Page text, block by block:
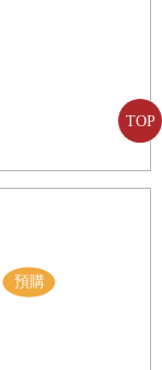
TOP
可以留在目前的公
薪水。「要不
佛或華頓商學院讀
端，劉向祖從南京
後的出路。他收到
慮，劉向祖決定繼
脈，他決定到北京
要一員。劉向祖創